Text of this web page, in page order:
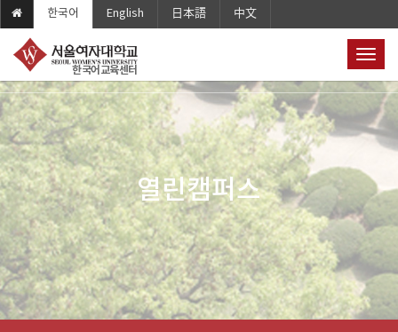
한국어 English 日本語 中文
T
o
g
g
l
a
g
o
n
Home 열린캠퍼스 서식다운로드
열린캠퍼스